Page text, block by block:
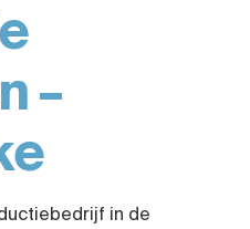
–
in de